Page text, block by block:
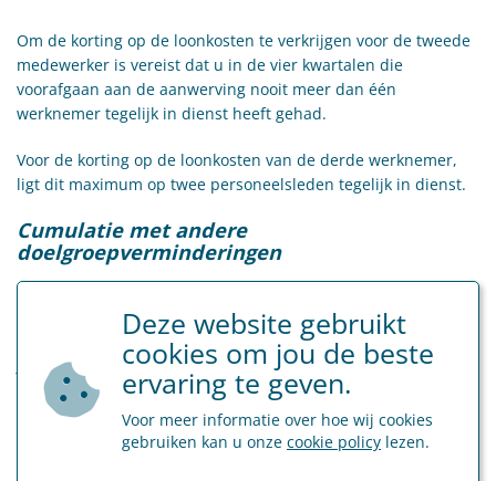
Om de korting op de loonkosten te verkrijgen voor de tweede
medewerker is vereist dat u in de vier kwartalen die
voorafgaan aan de aanwerving nooit meer dan één
werknemer tegelijk in dienst heeft gehad.
Voor de korting op de loonkosten van de derde werknemer,
ligt dit maximum op twee personeelsleden tegelijk in dienst.
Cumulatie met andere
doelgroepverminderingen
Een combinatie van de doelgroepvermindering “eerste
aanwerving” met een andere doelgroepvermindering
(bijvoorbeeld “oudere medewerkers” of “laaggeschoolde
jongeren”) is niet toegelaten.
Een combinatie met de structurele vermindering is wel
Deze website gebruikt
cookies om jou de beste
ervaring te geven.
Voor meer informatie over hoe wij cookies
gebruiken kan u onze cookie policy lezen.